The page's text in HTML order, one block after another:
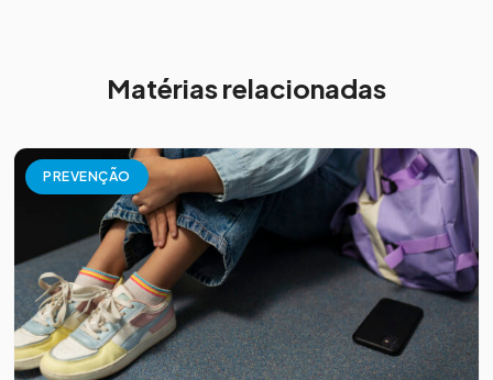
Matérias relacionadas
PREVENÇÃO